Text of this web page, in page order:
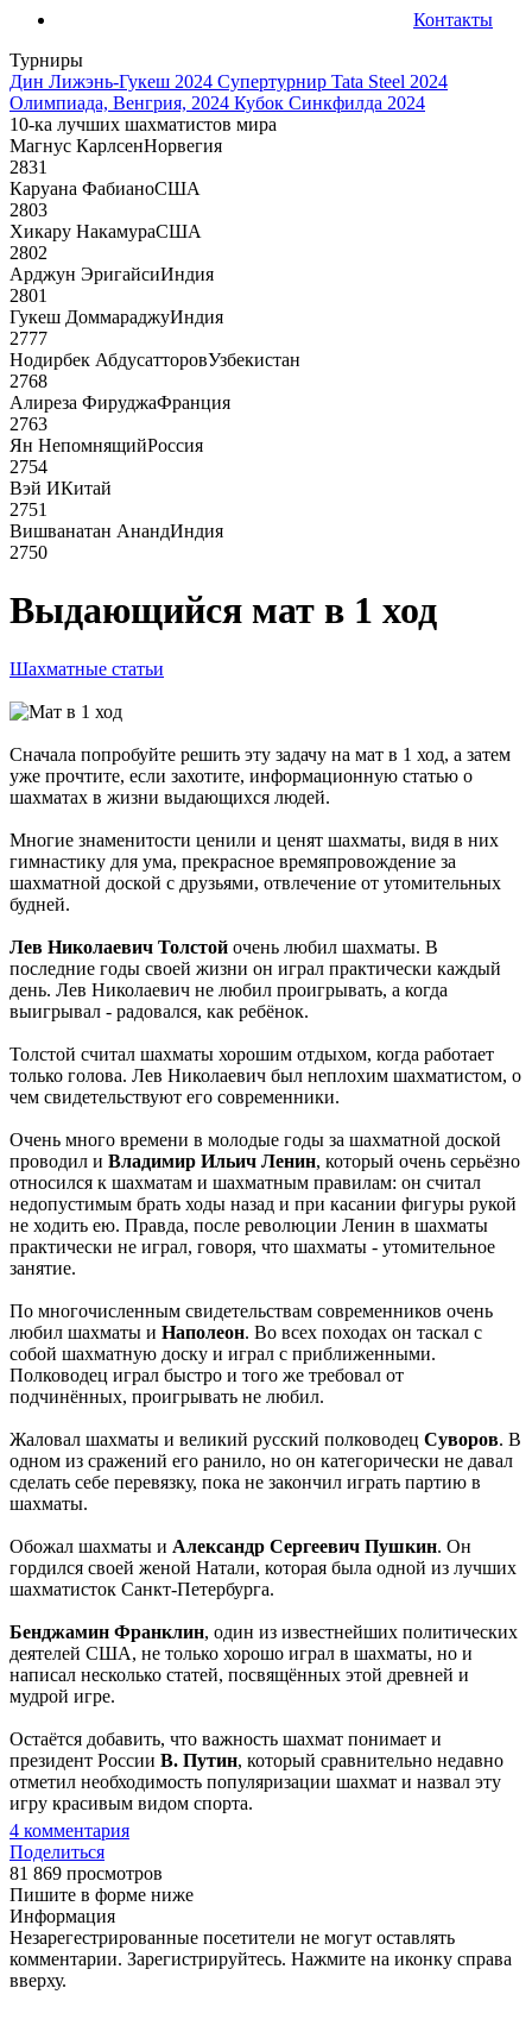
Контакты
Турниры
Дин Лижэнь-Гукеш 2024 Супертурнир Tata Steel 2024
Олимпиада, Венгрия, 2024 Кубок Синкфилда 2024
10-ка лучших шахматистов мира
Магнус КарлсенНорвегия
2831
Каруана ФабианоСША
2803
Хикару НакамураСША
2802
Арджун ЭригайсиИндия
2801
Гукеш ДоммараджуИндия
2777
Нодирбек АбдусатторовУзбекистан
2768
Алиреза ФируджаФранция
2763
Ян НепомнящийРоссия
2754
Вэй ИКитай
2751
Вишванатан АнандИндия
2750
Выдающийся мат в 1 ход
Шахматные статьи
Сначала попробуйте решить эту задачу на мат в 1 ход, а затем
уже прочтите, если захотите, информационную статью о
шахматах в жизни выдающихся людей.
Многие знаменитости ценили и ценят шахматы, видя в них
гимнастику для ума, прекрасное времяпровождение за
шахматной доской с друзьями, отвлечение от утомительных
будней.
Лев Николаевич Толстой очень любил шахматы. В
последние годы своей жизни он играл практически каждый
день. Лев Николаевич не любил проигрывать, а когда
выигрывал - радовался, как ребёнок.
Толстой считал шахматы хорошим отдыхом, когда работает
только голова. Лев Николаевич был неплохим шахматистом, о
чем свидетельствуют его современники.
Очень много времени в молодые годы за шахматной доской
проводил и Владимир Ильич Ленин, который очень серьёзно
относился к шахматам и шахматным правилам: он считал
недопустимым брать ходы назад и при касании фигуры рукой
не ходить ею. Правда, после революции Ленин в шахматы
практически не играл, говоря, что шахматы - утомительное
занятие.
По многочисленным свидетельствам современников очень
любил шахматы и Наполеон. Во всех походах он таскал с
собой шахматную доску и играл с приближенными.
Полководец играл быстро и того же требовал от
подчинённых, проигрывать не любил.
Жаловал шахматы и великий русский полководец Суворов. В
одном из сражений его ранило, но он категорически не давал
сделать себе перевязку, пока не закончил играть партию в
шахматы.
Обожал шахматы и Александр Сергеевич Пушкин. Он
гордился своей женой Натали, которая была одной из лучших
шахматисток Санкт-Петербурга.
Бенджамин Франклин, один из известнейших политических
деятелей США, не только хорошо играл в шахматы, но и
написал несколько статей, посвящённых этой древней и
мудрой игре.
Остаётся добавить, что важность шахмат понимает и
президент России В. Путин, который сравнительно недавно
отметил необходимость популяризации шахмат и назвал эту
игру красивым видом спорта.
4 комментария
Поделиться
81 869 просмотров
Пишите в форме ниже
Информация
Незарегестрированные посетители не могут оставлять
комментарии. Зарегистрируйтесь. Нажмите на иконку справа
вверху.